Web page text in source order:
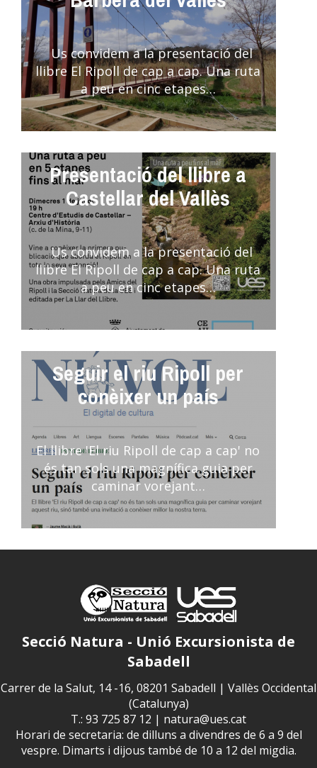
Us convidem a la presentació del
llibre El Ripoll de cap a cap. Una ruta
a peu en cinc etapes…
Presentació del llibre a
Castellar del Vallès
Us convidem a la presentació del
llibre El Ripoll de cap a cap. Una ruta
a peu en cinc etapes…
Seguir el riu Ripoll per
conèixer un país
El llibre 'El riu Ripoll de cap a cap' no
és tan sols una magnífica guia per
caminar vorejant…
Secció Natura - Unió Excursionista de
Sabadell
Carrer de la Salut, 14 -16, 08201 Sabadell | Vallès Occidental
(Catalunya)
T.: 93 725 87 12 | natura@ues.cat
Horari de secretaria: de dilluns a divendres de 6 a 9 del
vespre. Dimarts i dijous també de 10 a 12 del migdia.